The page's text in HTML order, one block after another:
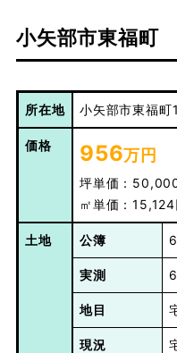
小矢部市東福町
所在地 小矢部市東福
価格 956万円
坪単価：
㎡単価：15,124
土地 公簿
実測
地目
現況